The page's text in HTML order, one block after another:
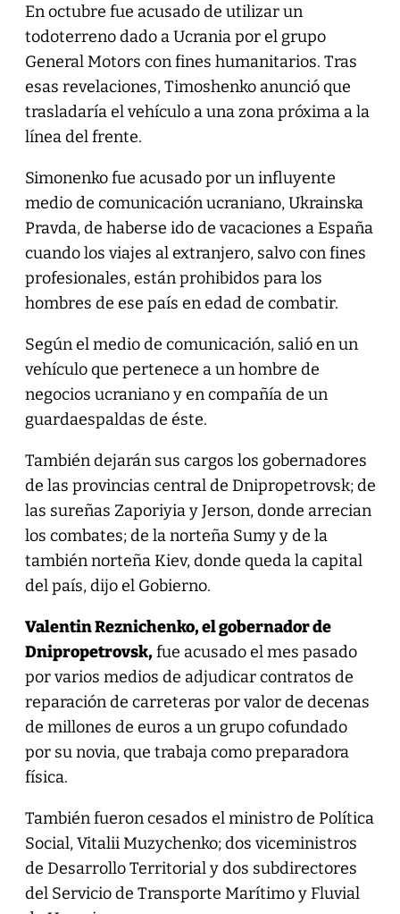
En octubre fue acusado de utilizar un
todoterreno dado a Ucrania por el grupo
General Motors con fines humanitarios. Tras
esas revelaciones, Timoshenko anunció que
trasladaría el vehículo a una zona próxima a la
línea del frente.
Simonenko fue acusado por un influyente
medio de comunicación ucraniano, Ukrainska
Pravda, de haberse ido de vacaciones a España
cuando los viajes al extranjero, salvo con fines
profesionales, están prohibidos para los
hombres de ese país en edad de combatir.
Según el medio de comunicación, salió en un
vehículo que pertenece a un hombre de
negocios ucraniano y en compañía de un
guardaespaldas de éste.
También dejarán sus cargos los gobernadores
de las provincias central de Dnipropetrovsk; de
las sureñas Zaporiyia y Jerson, donde arrecian
los combates; de la norteña Sumy y de la
también norteña Kiev, donde queda la capital
del país, dijo el Gobierno.
Valentin Reznichenko, el gobernador de
Dnipropetrovsk,fue acusado el mes pasado
por varios medios de adjudicar contratos de
reparación de carreteras por valor de decenas
de millones de euros a un grupo cofundado
por su novia, que trabaja como preparadora
física.
También fueron cesados el ministro de Política
Social, Vitalii Muzychenko; dos viceministros
de Desarrollo Territorial y dos subdirectores
del Servicio de Transporte Marítimo y Fluvial